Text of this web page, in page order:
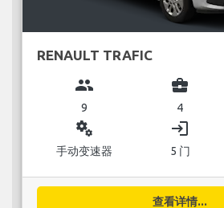
RENAULT TRAFIC
group
9
business_center
4
miscellaneous_services
手动变速器
login
5 门
查看详情...